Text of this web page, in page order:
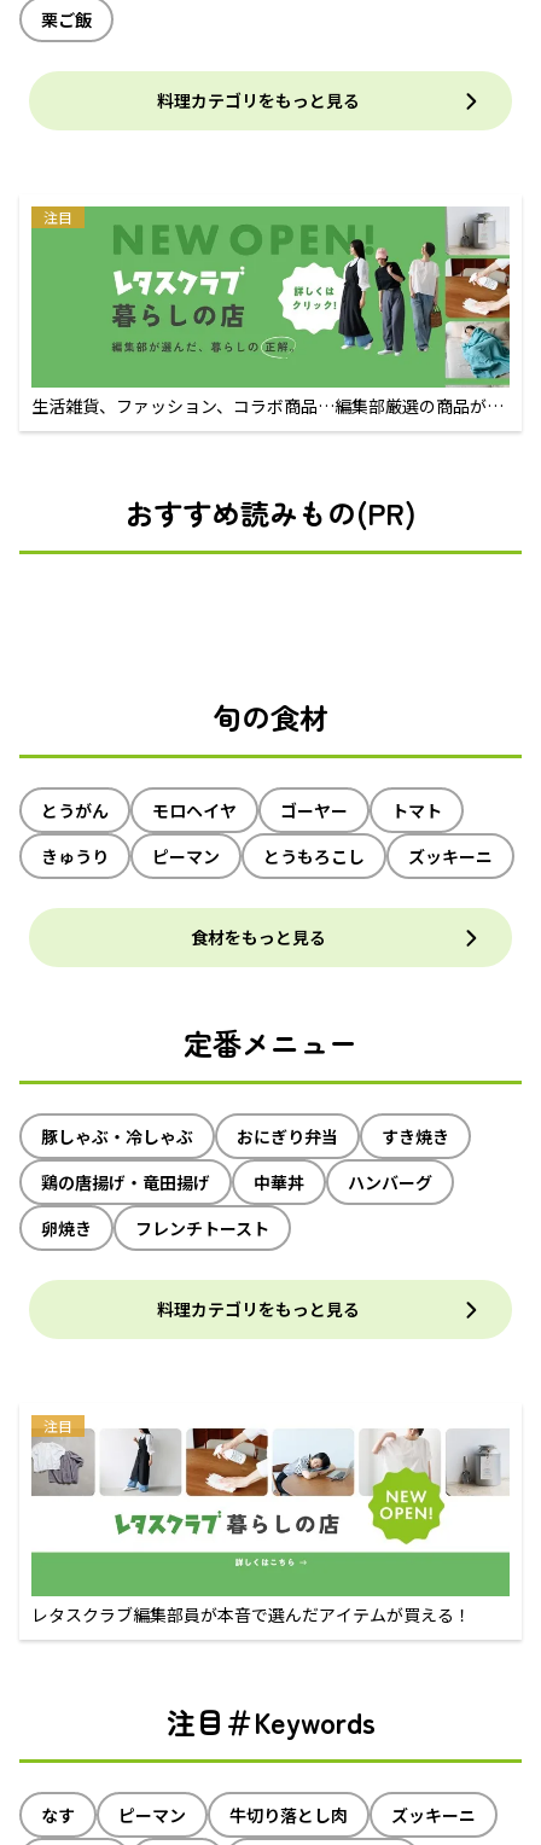
栗ご飯
料理カテゴリをもっと見る
注目
生活雑貨、ファッション、コラボ商品…編集部厳選の商品が買
えるECサイト
おすすめ読みもの(PR)
旬の食材
とうがん モロヘイヤ ゴーヤー
トマト
きゅうり
ピーマン とうもろこし ズッキーニ
食材をもっと見る
定番メニュー
豚しゃぶ・冷しゃぶ おにぎり弁当
すき焼き
鶏の唐揚げ・竜田揚げ
中華丼
ハンバーグ
卵焼き
フレンチトースト
料理カテゴリをもっと見る
注目
レタスクラブ編集部員が本音で選んだアイテムが買える！
注目＃Keywords
なす ピーマン 牛切り落とし肉
ズッキーニ